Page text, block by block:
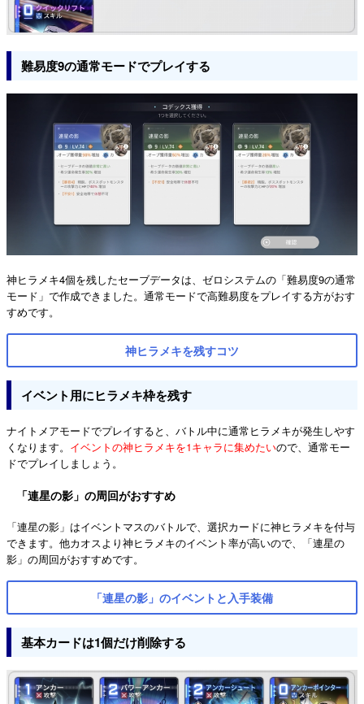
難易度9の通常モードでプレイする
神ヒラメキ4個を残したセーブデータは、ゼロシステムの「難易度9の通常
モード」で作成できました。通常モードで高難易度をプレイする方がおす
すめです。
神ヒラメキを残すコツ
イベント用にヒラメキ枠を残す
ナイトメアモードでプレイすると、バトル中に通常ヒラメキが発生しやす
くなります。 イベントの神ヒラメキを1キャラに集めたいので、通常モー
ドでプレイしましょう。
「連星の影」の周回がおすすめ
「連星の影」はイベントマスのバトルで、選択カードに神ヒラメキを付与
できます。他カオスより神ヒラメキのイベント率が高いので、「連星の
影」の周回がおすすめです。
「連星の影」のイベントと入手装備
基本カードは1個だけ削除する